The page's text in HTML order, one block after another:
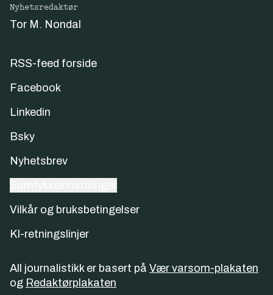
Nyhetsredaktør
Tor M. Nondal
RSS-feed forside
Facebook
Linkedin
Bsky
Nyhetsbrev
Vilkår og bruksbetingelser
KI-retningslinjer
All journalistikk er basert på Vær varsom-plakaten
og Redaktørplakaten